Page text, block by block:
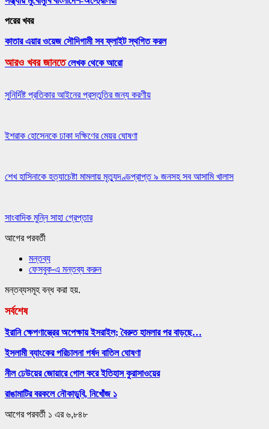
পরের খবর
কাতার এয়ার ওয়েজ সৌদিগামী সব ফ্লাইট স্থগিত করল
আরও খবর জানতে লেখক থেকে আরো
সুনির্দিষ্ট প্রতিকার আইনের প্রস্তুতির জন্য করণীয়
ইশরাক হোসেনকে ঢাকা দক্ষিণের মেয়র ঘোষণা
শেখ হাসিনাকে হত্যাচেষ্টা মামলায় মৃত্যুদণ্ডপ্রাপ্ত ৯ জনসহ সব আসামি খালাস
সাংবাদিক মুন্নি সাহা গ্রেপ্তার
আগেরপরবর্তী
মন্তব্য
ফেসবুক-এ মন্তব্য করুন
মন্তব্যসমূহ বন্ধ করা হয়.
সর্বশেষ
ইরানি ক্ষেপণাস্ত্রের অপেক্ষায় ইসরাইল; বৈরুত হামলার পর বাড়ছে…
ইসলামী ব্যাংকের পরিচালনা পর্ষদ বাতিল ঘোষণা
নীল ঢেউয়ের জোয়ারে গোল করে ইতিহাস কুরাসাওয়ের
রাঙামাটির বরকলে নৌকাডুবি, নিখোঁজ ১
আগেরপরবর্তী ১ এর ৬,৮৪৮